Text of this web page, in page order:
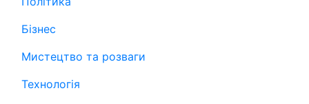
Бізнес
Мистецтво та розваги
Технологія